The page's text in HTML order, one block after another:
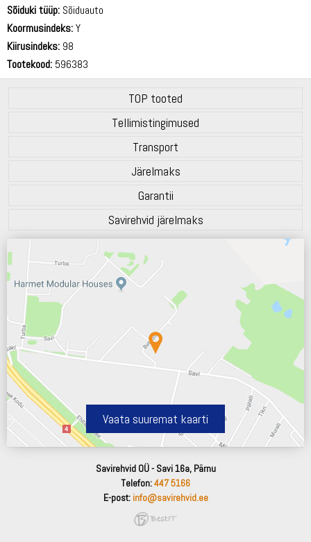
Sõiduki tüüp: Sõiduauto
Koormusindeks:Y
Kiirusindeks: 98
Tootekood: 596383
TOP tooted
Tellimistingimused
Transport
Järelmaks
Garantii
Savirehvid järelmaks
Vaata suuremat kaarti
Savirehvid OÜ - Savi 16a, Pärnu
Telefon:447 5166
E-post: info@savirehvid.ee